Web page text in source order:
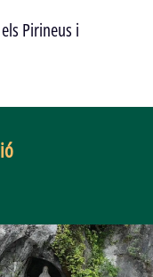
Pirineus i